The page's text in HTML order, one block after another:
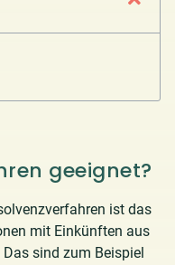
geeignet?
ist das
mit Einkünften aus
sind zum Beispiel